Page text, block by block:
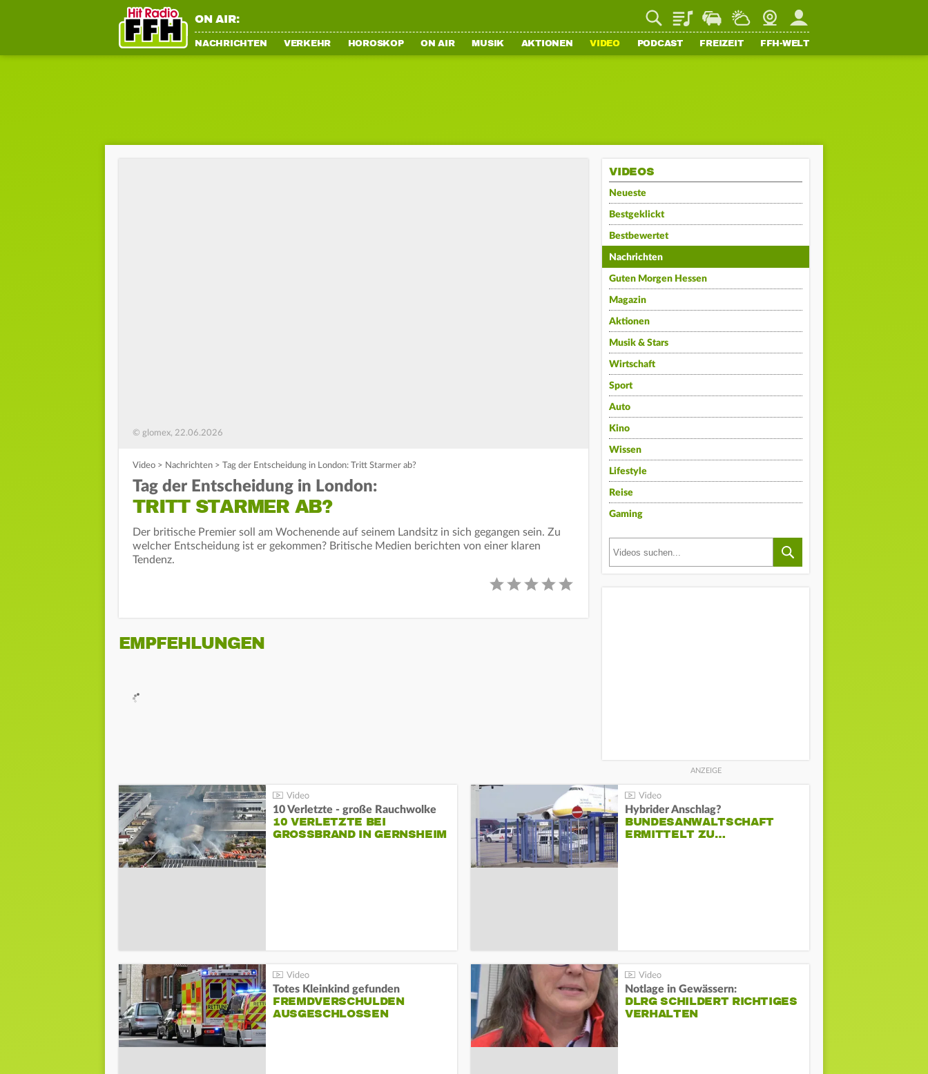
ON AIR: PlaylistStaupilotWetterWebcamMein FFH
NACHRICHTEN VERKEHR HOROSKOP ON AIR MUSIK AKTIONEN VIDEO PODCAST FREIZEIT FFH-WELT
© glomex, 22.06.2026
Video > Nachrichten > Tag der Entscheidung in London: Tritt Starmer ab?
Tag der Entscheidung in London:
TRITT STARMER AB?
Der britische Premier soll am Wochenende auf seinem Landsitz in sich gegangen sein. Zu
welcher Entscheidung ist er gekommen? Britische Medien berichten von einer klaren
Tendenz.
EMPFEHLUNGEN
VIDEOS
Neueste
Bestgeklickt
Bestbewertet
Nachrichten
Guten Morgen Hessen
Magazin
Aktionen
Musik & Stars
Wirtschaft
Sport
Auto
Kino
Wissen
Lifestyle
Reise
Gaming
10 Verletzte - große Rauchwolke
10 VERLETZTE BEI
GROSSBRAND IN GERNSHEIM
Hybrider Anschlag?
BUNDESANWALTSCHAFT
ERMITTELT ZU…
Totes Kleinkind gefunden
FREMDVERSCHULDEN
AUSGESCHLOSSEN
Notlage in Gewässern:
DLRG SCHILDERT RICHTIGES
VERHALTEN